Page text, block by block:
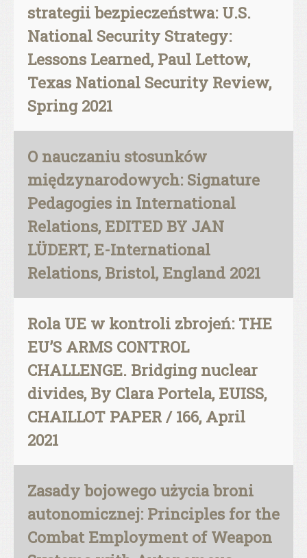
strategii bezpieczeństwa: U.S.
National Security Strategy:
Lessons Learned, Paul Lettow,
Texas National Security Review,
Spring 2021
O nauczaniu stosunków
międzynarodowych: Signature
Pedagogies in International
Relations, EDITED BY JAN
LÜDERT, E-International
Relations, Bristol, England 2021
Rola UE w kontroli zbrojeń: THE
EU’S ARMS CONTROL
CHALLENGE. Bridging nuclear
divides, By Clara Portela, EUISS,
CHAILLOT PAPER / 166, April
2021
Zasady bojowego użycia broni
autonomicznej: Principles for the
Combat Employment of Weapon